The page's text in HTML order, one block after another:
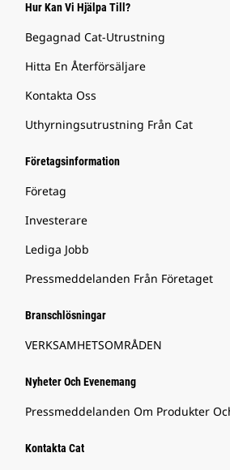
Hur Kan Vi Hjälpa Till?
Begagnad Cat-Utrustning
Hitta En Återförsäljare
Kontakta Oss
Uthyrningsutrustning Från Cat
Företagsinformation
Företag
Investerare
Lediga Jobb
Pressmeddelanden Från Företaget
Branschlösningar
VERKSAMHETSOMRÅDEN
Nyheter Och Evenemang
Pressmeddelanden Om Produkter
Kontakta Cat